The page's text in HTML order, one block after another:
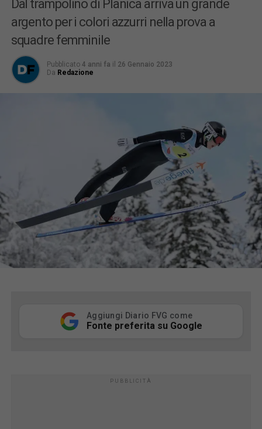
Dal trampolino di Planica arriva un grande
argento per i colori azzurri nella prova a
squadre femminile
Pubblicato 4 anni fa il 26 Gennaio 2023
Da Redazione
Aggiungi Diario FVG come
Fonte preferita su Google